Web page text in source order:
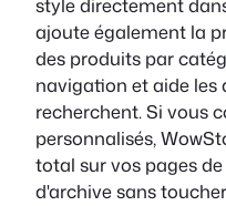
style directement
ajoute également la
des produits par
navigation et aide les
recherchent. Si vous
personnalisés,
total sur vos pages
d'archive sans